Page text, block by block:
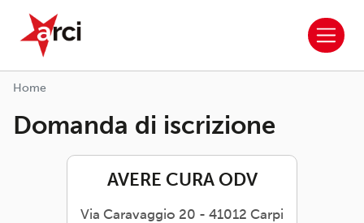
Salta al contenuto principale
ARCI APS
Home
Domanda di iscrizione
AVERE CURA ODV
Via Caravaggio 20 - 41012 Carpi